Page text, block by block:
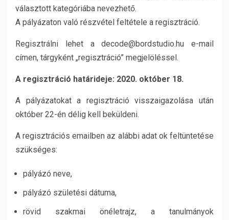
választott kategóriába nevezhető.
A pályázaton való részvétel feltétele a regisztráció.
Regisztrálni lehet a decode@bordstudio.hu e-mail
címen, tárgyként „regisztráció” megjelöléssel.
A regisztráció határideje: 2020. október 18.
A pályázatokat a regisztráció visszaigazolása után
október 22-én délig kell beküldeni.
A regisztrációs emailben az alábbi adat ok feltüntetése
szükséges:
pályázó neve,
pályázó születési dátuma,
rövid szakmai önéletrajz, a tanulmányok